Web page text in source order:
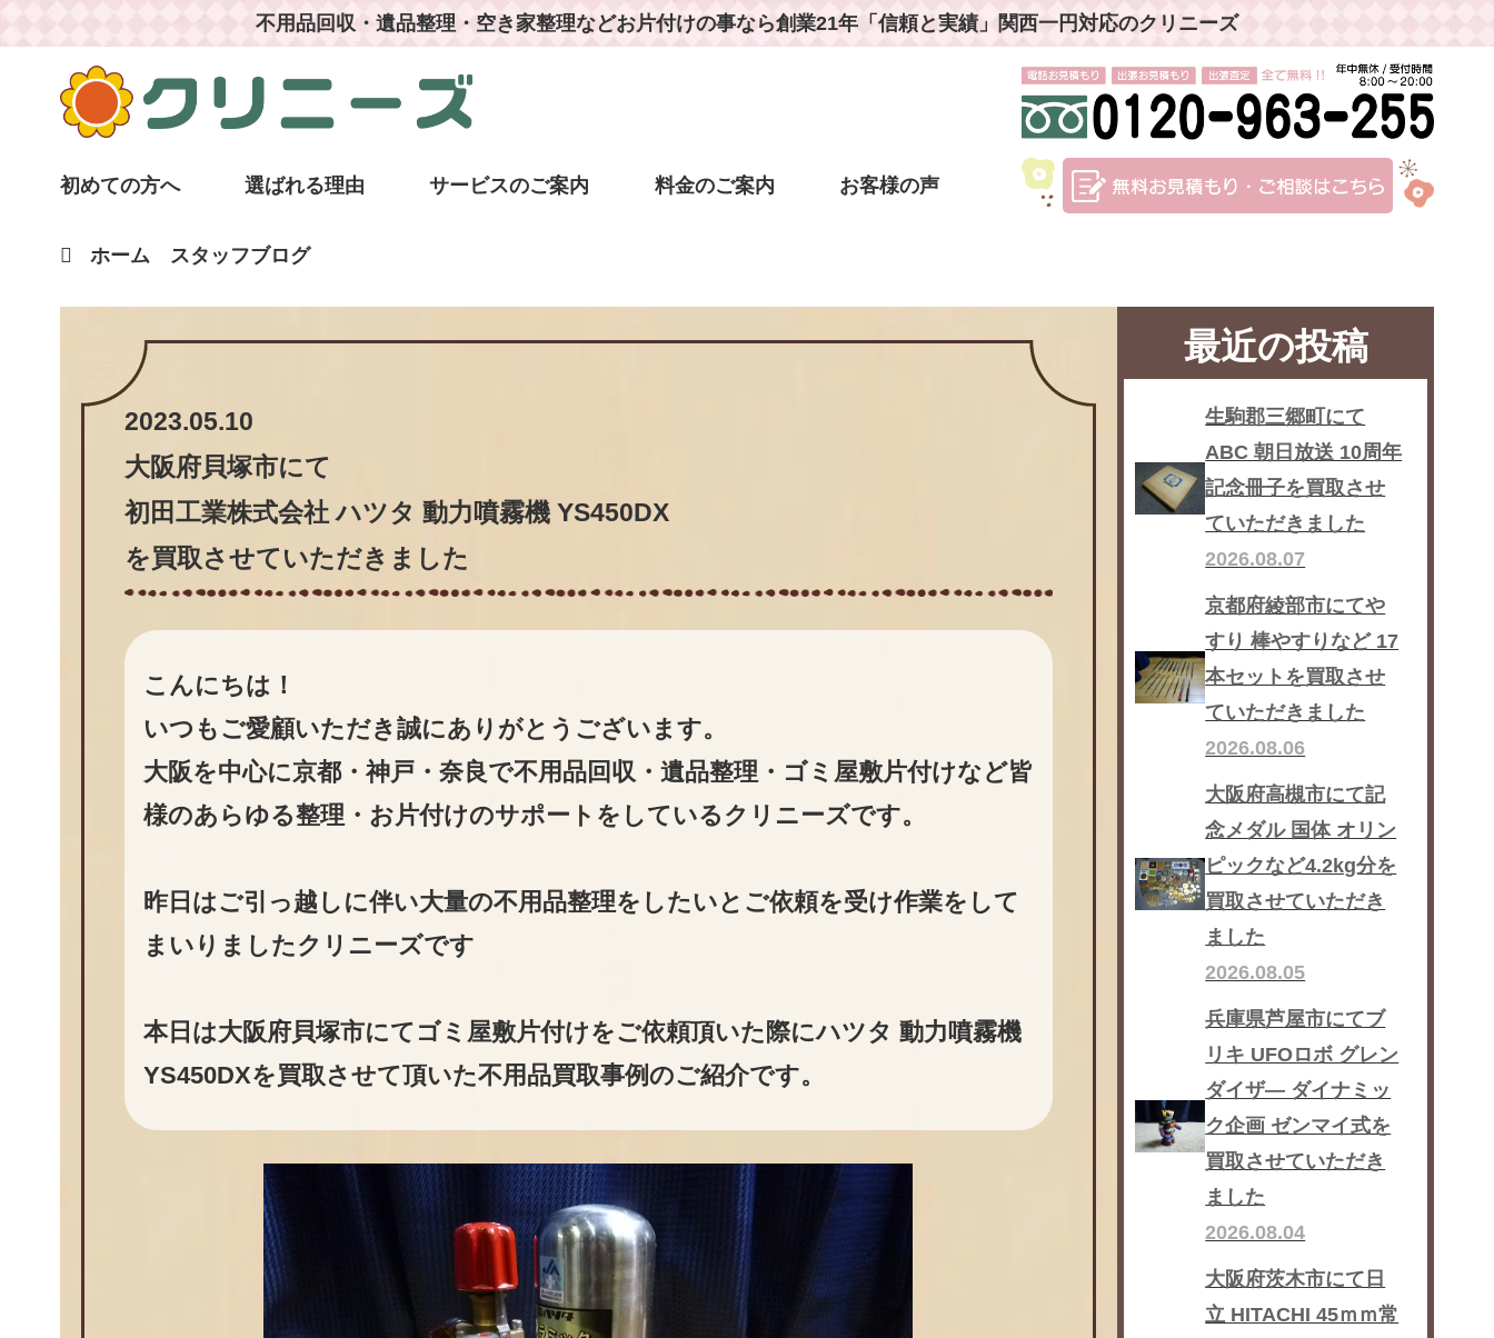
不用品回収・遺品整理・空き家整理などお片付けの事なら創業21年「信頼と実績」関西一円対応のクリニーズ
初めての方へ 選ばれる理由 サービスのご案内 料金のご案内 お客様の声
ホーム スタッフブログ
2023.05.10
大阪府貝塚市にて
初田工業株式会社 ハツタ 動力噴霧機 YS450DX
を買取させていただきました
こんにちは！
いつもご愛顧いただき誠にありがとうございます。
大阪を中心に京都・神戸・奈良で不用品回収・遺品整理・ゴミ屋敷片付けなど皆
様のあらゆる整理・お片付けのサポートをしているクリニーズです。
昨日はご引っ越しに伴い大量の不用品整理をしたいとご依頼を受け作業をして
まいりましたクリニーズです
本日は大阪府貝塚市にてゴミ屋敷片付けをご依頼頂いた際にハツタ 動力噴霧機
YS450DXを買取させて頂いた不用品買取事例のご紹介です。
最近の投稿
生駒郡三郷町にて
ABC 朝日放送 10周年
記念冊子を買取させ
ていただきました
2026.08.07
京都府綾部市にてや
すり 棒やすりなど 17
本セットを買取させ
ていただきました
2026.08.06
大阪府高槻市にて記
念メダル 国体 オリン
ピックなど4.2kg分を
買取させていただき
ました
2026.08.05
兵庫県芦屋市にてブ
リキ UFOロボ グレン
ダイザ― ダイナミッ
ク企画 ゼンマイ式を
買取させていただき
ました
2026.08.04
大阪府茨木市にて日
立 HITACHI 45ｍｍ常